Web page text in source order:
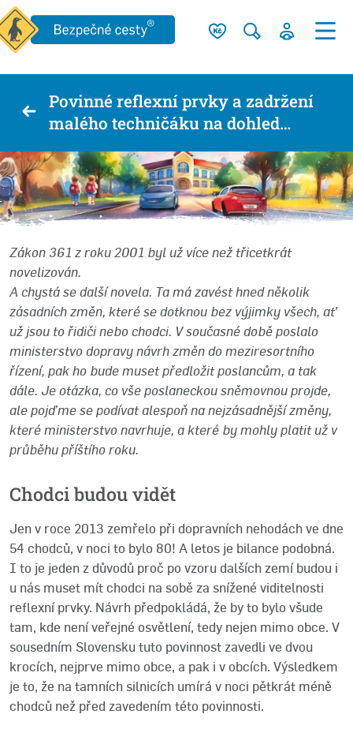
Povinné reflexní prvky a zadržení
malého techničáku na dohled…
Zákon 361 z roku 2001 byl už více než třicetkrát
novelizován.
A chystá se další novela. Ta má zavést hned několik
zásadních změn, které se dotknou bez výjimky všech, ať
už jsou to řidiči nebo chodci. V současné době poslalo
ministerstvo dopravy návrh změn do meziresortního
řízení, pak ho bude muset předložit poslancům, a tak
dále. Je otázka, co vše poslaneckou sněmovnou projde,
ale pojďme se podívat alespoň na nejzásadnější změny,
které ministerstvo navrhuje, a které by mohly platit už v
průběhu příštího roku.
Chodci budou vidět
Jen v roce 2013 zemřelo při dopravních nehodách ve dne
54 chodců, v noci to bylo 80! A letos je bilance podobná.
I to je jeden z důvodů proč po vzoru dalších zemí budou i
u nás muset mít chodci na sobě za snížené viditelnosti
reflexní prvky. Návrh předpokládá, že by to bylo všude
tam, kde není veřejné osvětlení, tedy nejen mimo obce. V
sousedním Slovensku tuto povinnost zavedli ve dvou
krocích, nejprve mimo obce, a pak i v obcích. Výsledkem
je to, že na tamních silnicích umírá v noci pětkrát méně
chodců než před zavedením této povinnosti.